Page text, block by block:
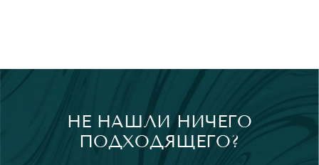
НЕ НАШЛИ НИЧЕГО
ПОДХОДЯЩЕГО?